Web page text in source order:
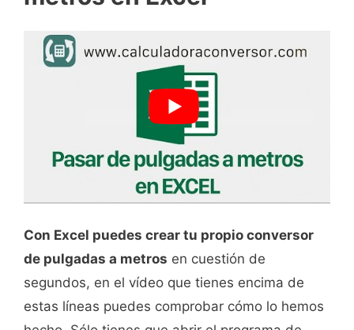
Con Excel puedes crear tu propio conversor
de pulgadas a metros en cuestión de
segundos, en el vídeo que tienes encima de
estas líneas puedes comprobar cómo lo hemos